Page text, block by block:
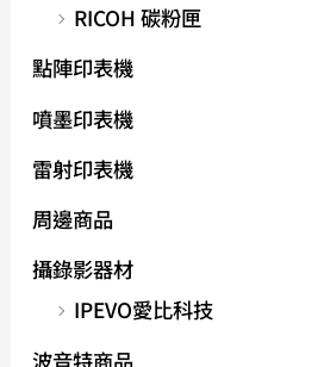
RICOH 碳粉匣
點陣印表機
噴墨印表機
雷射印表機
周邊商品
攝錄影器材
IPEVO愛比科技
波音特商品